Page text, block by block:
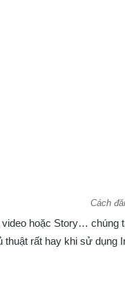
Cách
hoặc Story… chúng
rất hay khi sử